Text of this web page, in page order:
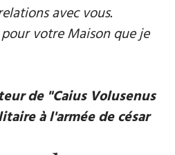
avec vous.
votre Maison que je
de "Caius Volusenus
à l'armée de césar